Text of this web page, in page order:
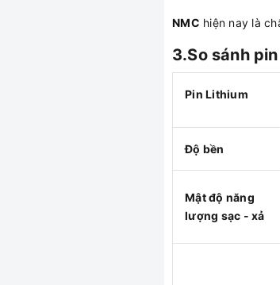
NMC hiện nay là
3.So sánh
Pin Lithium
Độ bền
Mật độ năng
lượng sạc - xả